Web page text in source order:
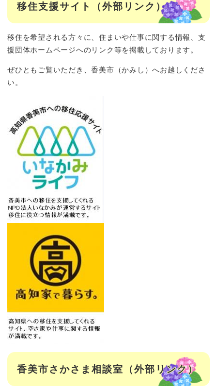
移住支援サイト（外部リンク）
移住を希望される方々に、住まいや仕事に関する情報、支
援団体ホームページへのリンク等を掲載しております。
ぜひともご覧いただき、香美市（かみし）へお越しくださ
い。
香美市さかさま相談室（外部リンク）